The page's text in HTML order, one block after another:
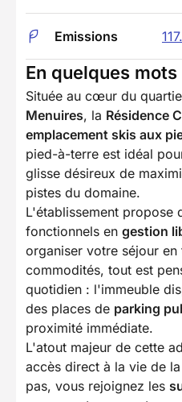
Emissions
En quelques mots
Située au cœur du
Menuires, la Résidence
emplacement skis aux
pied-à-terre est idéal
glisse désireux de
pistes du domaine.
L'établissement propose
fonctionnels en gestion
organiser votre séjour
commodités, tout est
quotidien : l'immeuble
des places de parking
proximité immédiate.
L'atout majeur de cette
accès direct à la vie de
pas, vous rejoignez les